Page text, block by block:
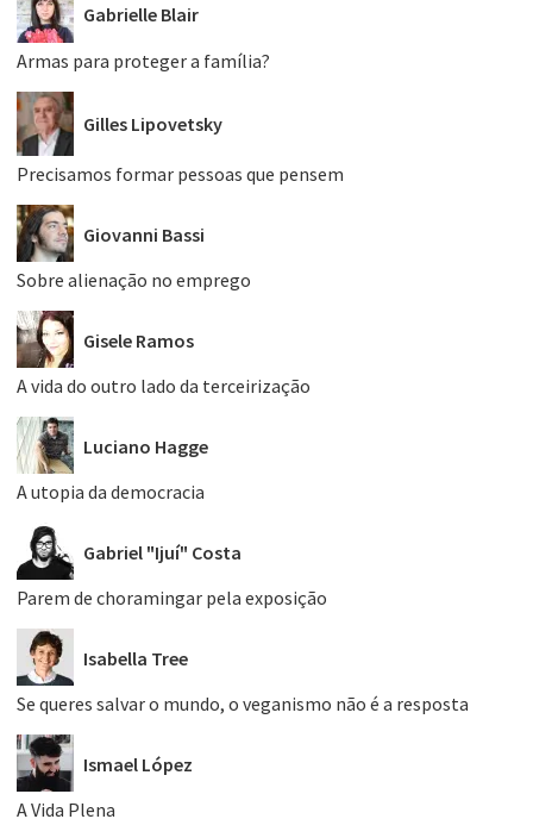
Gabrielle Blair
Armas para proteger a família?
Gilles Lipovetsky
Precisamos formar pessoas que pensem
Giovanni Bassi
Sobre alienação no emprego
Gisele Ramos
A vida do outro lado da terceirização
Luciano Hagge
A utopia da democracia
Gabriel "Ijuí" Costa
Parem de choramingar pela exposição
Isabella Tree
Se queres salvar o mundo, o veganismo não é a resposta
Ismael López
A Vida Plena